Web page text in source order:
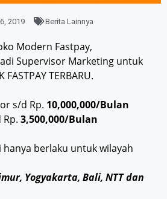
2019 Berita Lainnya
Modern Fastpay,
Supervisor Marketing untuk
TERBARU.
s/d Rp. 10,000,000/Bulan
3,500,000/Bulan
hanya berlaku untuk wilayah
Yogyakarta, Bali, NTT dan